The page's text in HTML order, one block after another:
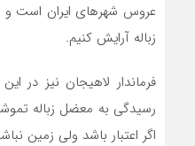
عروس شهرهای ایران است و
زباله آرایش کنیم.
فرماندار لاهیجان نیز در
رسیدگی به معضل زباله
اگر اعتبار باشد ولی زمین